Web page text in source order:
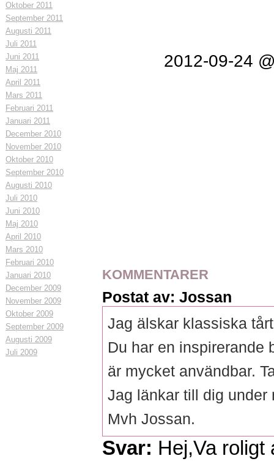
Oktober 2011
September 2011
Augusti 2011
Juli 2011
Juni 2011
Maj 2011
April 2011
Mars 2011
Februari 2011
Januari 2011
December 2010
November 2010
Oktober 2010
September 2010
Augusti 2010
Juli 2010
Juni 2010
Maj 2010
April 2010
Mars 2010
Februari 2010
Januari 2010
December 2009
November 2009
Oktober 2009
September 2009
Augusti 2009
Juli 2009
2012-09-24
KOMMENTARER
Postat av: Jossan
Jag älskar klassiska
Du har en inspirerande
är mycket användbar.
Jag länkar till dig under
Mvh Jossan.
Svar: Hej,Va roligt